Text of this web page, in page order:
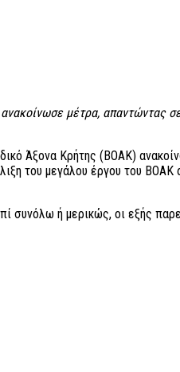
μέτρα, απαντώντας
Άξονα Κρήτης (ΒΟΑΚ)
του μεγάλου έργου του
συνόλω ή μερικώς, οι εξής